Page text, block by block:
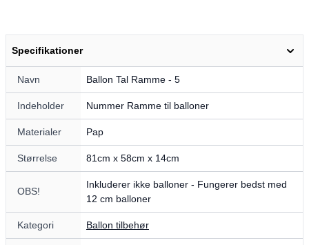
Specifikationer
Navn Ballon Tal Ramme - 5
Indeholder Nummer Ramme til balloner
Materialer Pap
Størrelse 81cm x 58cm x 14cm
OBS!
Inkluderer ikke balloner - Fungerer bedst med
12 cm balloner
Kategori Ballon tilbehør